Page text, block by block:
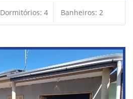
Dormitórios: 4 Banheiros: 2